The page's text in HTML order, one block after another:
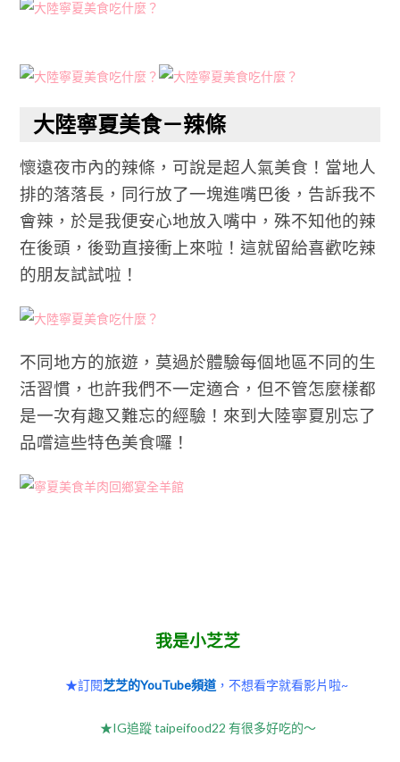
大陸寧夏美食－辣條
懷遠夜市內的辣條，可說是超人氣美食！當地人
排的落落長，同行放了一塊進嘴巴後，告訴我不
會辣，於是我便安心地放入嘴中，殊不知他的辣
在後頭，後勁直接衝上來啦！這就留給喜歡吃辣
的朋友試試啦！
不同地方的旅遊，莫過於體驗每個地區不同的生
活習慣，也許我們不一定適合，但不管怎麼樣都
是一次有趣又難忘的經驗！來到大陸寧夏別忘了
品嚐這些特色美食囉！
我是小芝芝
★訂閱芝芝的YouTube頻道，不想看字就看影片啦~
★IG追蹤 taipeifood22 有很多好吃的～